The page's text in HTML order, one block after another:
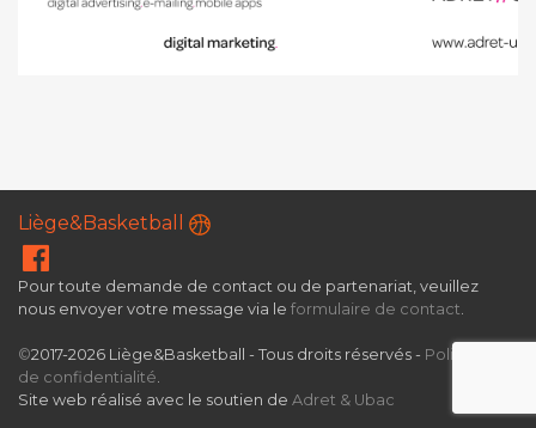
Liège&Basketball
Pour toute demande de contact ou de partenariat, veuillez
nous envoyer votre message via le formulaire de contact.
©2017-2026 Liège&Basketball - Tous droits réservés - Politique
de confidentialité.
Site web réalisé avec le soutien de Adret & Ubac